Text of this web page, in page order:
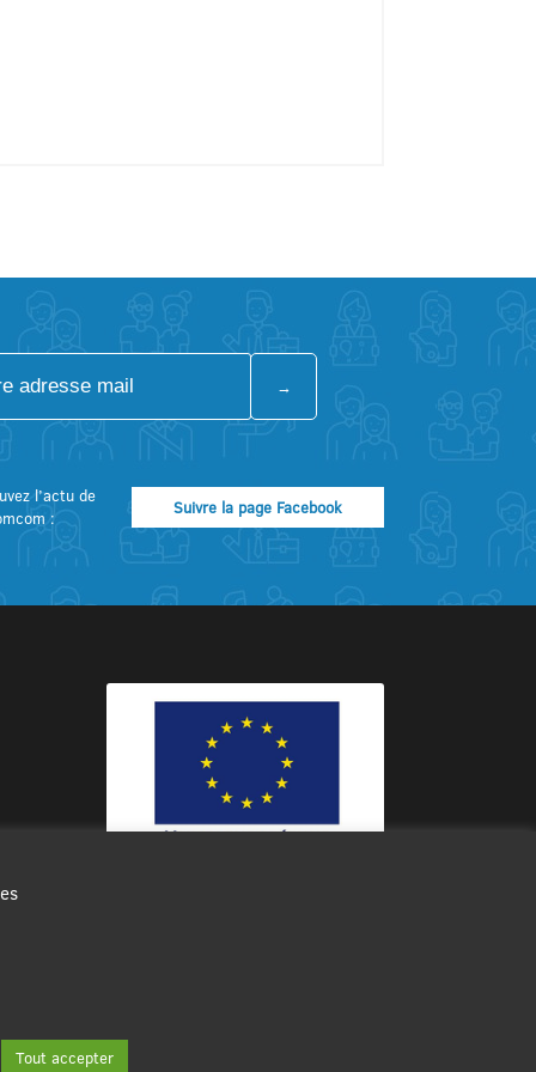
l’actu de
:
Suivre la page Facebook
Tout accepter